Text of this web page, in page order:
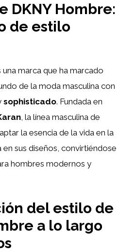
DKNY Hombre:
de estilo
una marca que ha marcado
de la moda masculina con
sophisticado. Fundada en
, la línea masculina de
la esencia de la vida en la
en sus diseños, convirtiéndose
hombres modernos y
del estilo de
a lo largo